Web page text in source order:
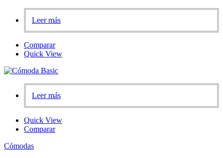
Leer más
Comparar
Quick View
Leer más
Quick View
Comparar
Cómodas